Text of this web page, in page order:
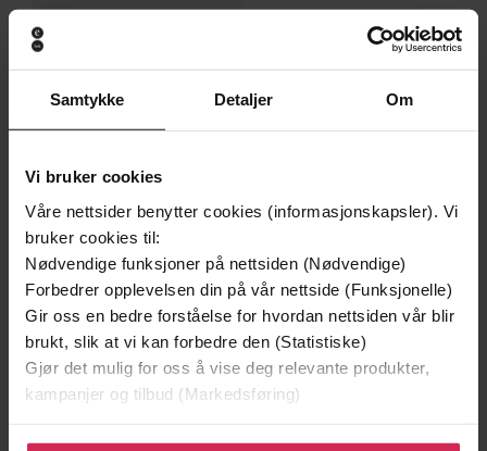
Samtykke Detaljer Om
Vi bruker cookies
Våre nettsider benytter cookies (informasjonskapsler). Vi
bruker cookies til:
Nødvendige funksjoner på nettsiden (Nødvendige)
Forbedrer opplevelsen din på vår nettside (Funksjonelle)
Gir oss en bedre forståelse for hvordan nettsiden vår blir
brukt, slik at vi kan forbedre den (Statistiske)
Gjør det mulig for oss å vise deg relevante produkter,
kampanjer og tilbud (Markedsføring)
Klikk på «Godta alle» for å gi oss ditt samtykke til å
Write Short Stories and Get Them Published
Zoe Fairbairns
EBOK
Andre har også kjøpt
Premium
Vinner av Rivertonprisen
Premium
Første gang på tilbud